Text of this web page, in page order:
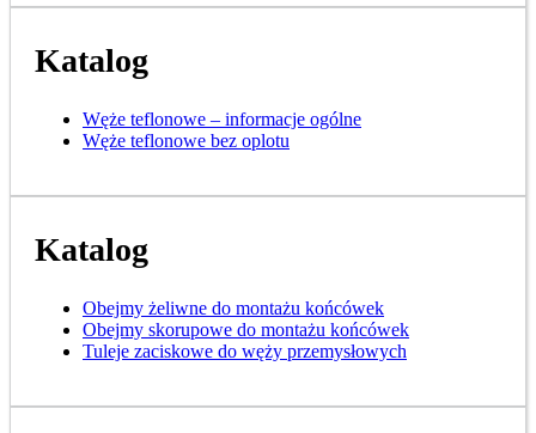
Katalog
Węże teflonowe – informacje ogólne
Węże teflonowe bez oplotu
Katalog
Obejmy żeliwne do montażu końcówek
Obejmy skorupowe do montażu końcówek
Tuleje zaciskowe do węży przemysłowych